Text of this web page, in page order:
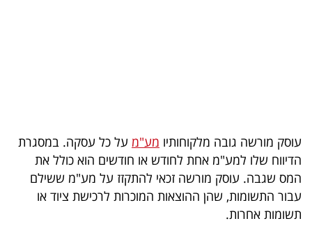
המילון
הכלכלי
פודקאסט
עוסק מורשה גובה מלקוחותיו מע"מ על כל עסקה. במסגרת
הדיווח שלו למע"מ אחת לחודש או חודשים הוא כולל את
המס שגבה. עוסק מורשה זכאי להתקזז על מע"מ ששילם
עבור התשומות, שהן ההוצאות המוכרות לרכישת ציוד או
תשומות אחרות.